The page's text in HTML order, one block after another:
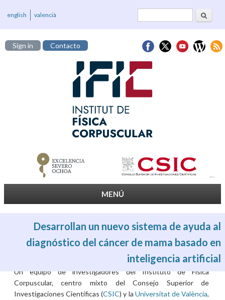
Formulario deBuscar
english valencià
Sign in Contacto
MENÚ
Desarrollan un nuevo sistema de ayuda al
diagnóstico del cáncer de mama basado en
inteligencia artificial
Un equipo de investigadores del Instituto de Física
Corpuscular, centro mixto del Consejo Superior de
Investigaciones Científicas (CSIC) y la Universitat de València,